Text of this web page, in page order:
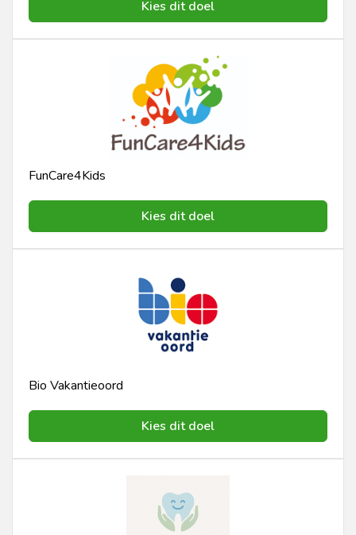
Kies dit doel
FunCare4Kids
Kies dit doel
Bio Vakantieoord
Kies dit doel